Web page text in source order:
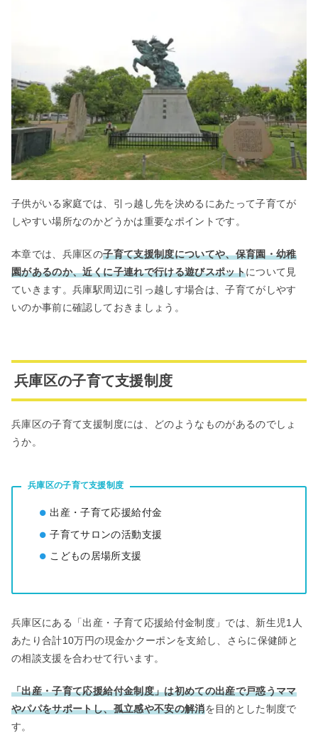
子供がいる家庭では、引っ越し先を決めるにあたって子育てが
しやすい場所なのかどうかは重要なポイントです。
本章では、兵庫区の子育て支援制度についてや、保育園・幼稚
園があるのか、近くに子連れで行ける遊びスポットについて見
ていきます。兵庫駅周辺に引っ越しす場合は、子育てがしやす
いのか事前に確認しておきましょう。
兵庫区の子育て支援制度
兵庫区の子育て支援制度には、どのようなものがあるのでしょ
うか。
兵庫区の子育て支援制度
出産・子育て応援給付金
子育てサロンの活動支援
こどもの居場所支援
兵庫区にある「出産・子育て応援給付金制度」では、新生児1人
あたり合計10万円の現金かクーポンを支給し、さらに保健師と
の相談支援を合わせて行います。
「出産・子育て応援給付金制度」は初めての出産で戸惑うママ
やパパをサポートし、孤立感や不安の解消を目的とした制度で
す。